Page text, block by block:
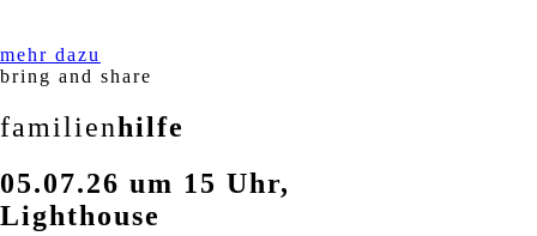
mehr dazu
bring and share
familienhilfe
05.07.26 um 15 Uhr,
Lighthouse